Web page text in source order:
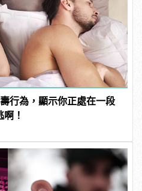
行為，顯示你正處在一段
！